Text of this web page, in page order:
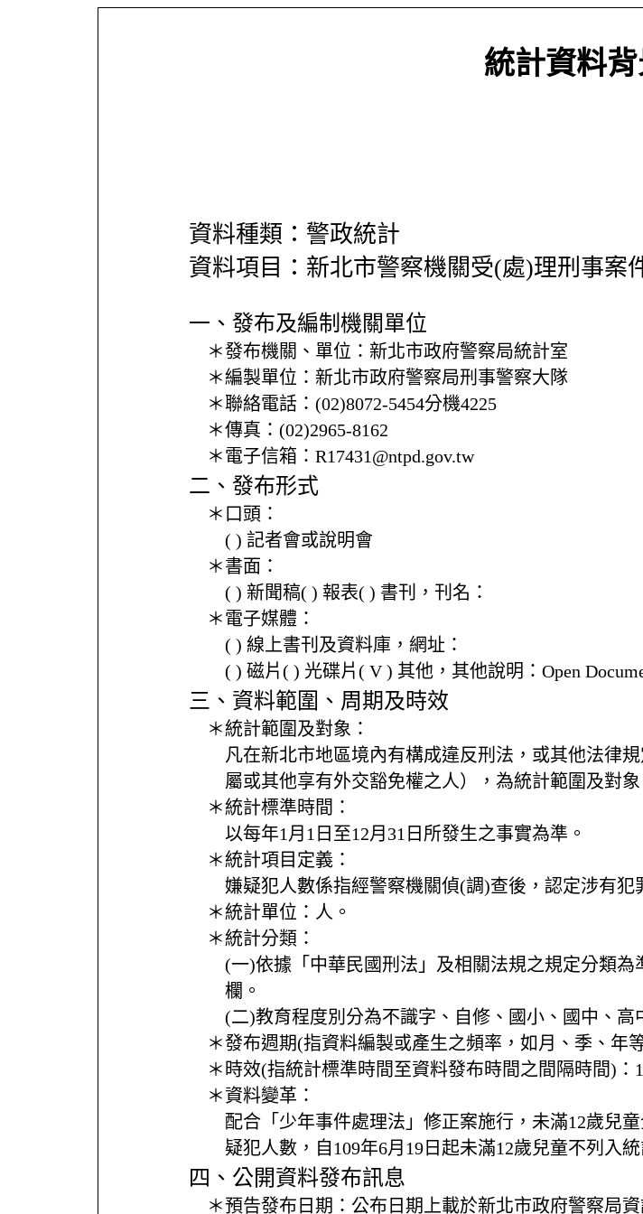
統計資料
資料種類：警政統計
資料項目：新北市警察機關受(處)理刑事案
一、發布及編制機關單位
＊發布機關、單位： 新北市政府警察局統計室
＊編製單位： 新北市政府警察局刑事警察大隊
＊聯絡電話： (02)8072-5454分機4225
＊傳真： (02)2965-8162
＊電子信箱： R17431@ntpd.gov.tw
二、發布形式
＊口頭：
( ) 記者會或說明會
＊書面：
( ) 新聞稿( ) 報表( ) 書刊，刊名：
＊電子媒體：
( ) 線上書刊及資料庫，網址：
( ) 磁片( ) 光碟片( V ) 其他， 其他說明： Open
三、資料範圍、周期及時效
＊統計範圍及對象：
凡在新北市地區境內有構成違反刑法，或其他法律
屬或其他享有外交豁免權之人），為統計範圍及對象
＊統計標準時間：
以每年1月1日至12月31日所發生之事實為準。
＊統計項目定義：
嫌疑犯人數係指經警察機關偵(調)查後，認定涉有犯
＊統計單位： 人。
＊統計分類：
(一)依據「中華民國刑法」及相關法規之規定分類為
欄。
(二)教育程度別分為不識字、自修、國小、國中、
＊發布週期(指資料編製或產生之頻率，如月、季、年
＊時效(指統計標準時間至資料發布時間之間隔時間)：
＊資料變革：
配合「少年事件處理法」修正案施行，未滿12歲兒
疑犯人數，自109年6月19日起未滿12歲兒童不列入統
四、公開資料發布訊息
＊預告發布日期： 公布日期上載於新北市政府警察局